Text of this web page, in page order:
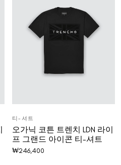
티-셔트
오가닉 코튼 트렌치 LDN 라이
프 그랜드 아이콘 티-셔트
₩246,400